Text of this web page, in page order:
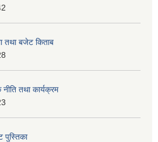
बजेट किताब
तथा कार्यक्रम